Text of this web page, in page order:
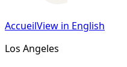
AccueilView in English
Los Angeles